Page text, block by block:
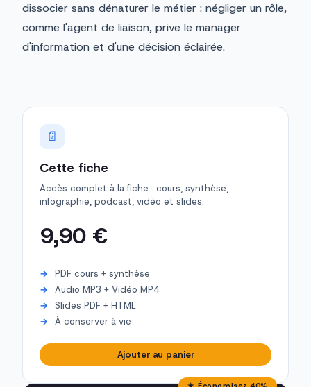
dissocier sans dénaturer le métier : négliger un rôle,
comme l'agent de liaison, prive le manager
d'information et d'une décision éclairée.
📄
Cette fiche
Accès complet à la fiche : cours, synthèse,
infographie, podcast, vidéo et slides.
9,90 €
PDF cours + synthèse
Audio MP3 + Vidéo MP4
Slides PDF + HTML
À conserver à vie
Ajouter au panier